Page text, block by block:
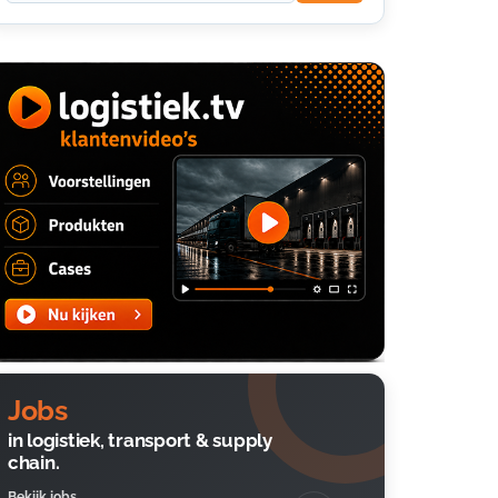
Jobs
in logistiek, transport & supply
chain.